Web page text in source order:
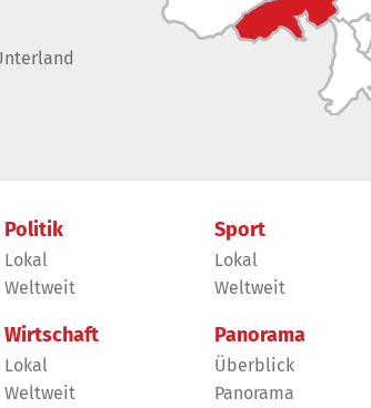
Politik
Lokal
Weltweit
Wirtschaft
Lokal
Weltweit
Sport
Lokal
Weltweit
Panorama
Überblick
Panorama